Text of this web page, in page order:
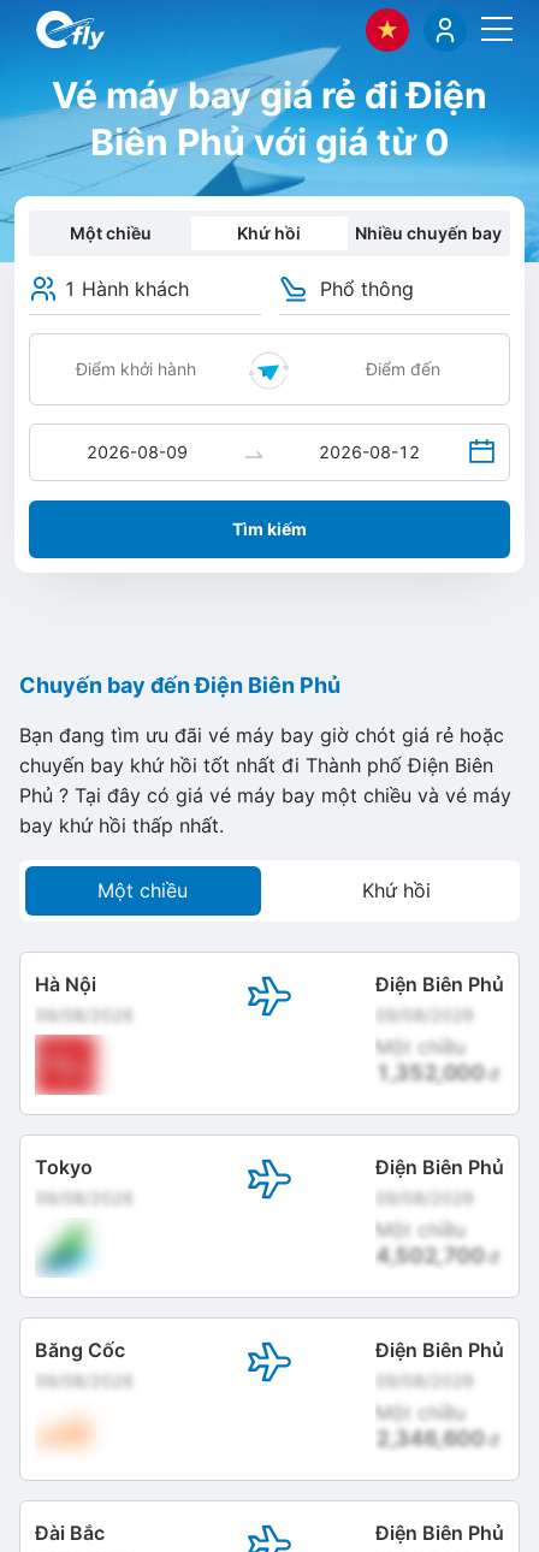
Vé máy bay giá rẻ đi Điện
Biên Phủ với giá từ 0
Một chiều Khứ hồi Nhiều chuyến bay
1 Hành khách Phổ thông
Tìm kiếm
Chuyến bay đến Điện Biên Phủ
Bạn đang tìm ưu đãi vé máy bay giờ chót giá rẻ hoặc
chuyến bay khứ hồi tốt nhất đi Thành phố Điện Biên
Phủ ? Tại đây có giá vé máy bay một chiều và vé máy
bay khứ hồi thấp nhất.
Một chiều Khứ hồi
Hà Nội
09/08/2026
Điện Biên Phủ
09/08/2026
Một chiều
1,352,000đ
Tokyo
09/08/2026
Điện Biên Phủ
09/08/2026
Một chiều
4,502,700đ
Băng Cốc
09/08/2026
Điện Biên Phủ
09/08/2026
Một chiều
2,346,600đ
Đài Bắc Điện Biên Phủ